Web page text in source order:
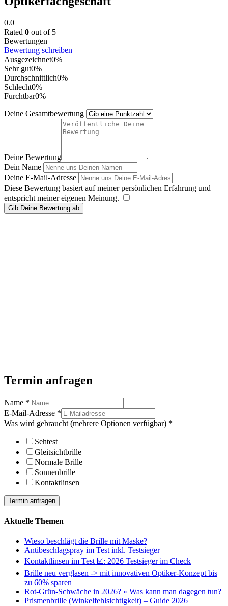
0.0
Rated 0 out of 5
Bewertungen
Bewertung schreiben
Ausgezeichnet0%
Sehr gut0%
Durchschnittlich0%
Schlecht0%
Furchtbar0%
Deine Gesamtbewertung
Deine Bewertung
Dein Name
Deine E-Mail-Adresse
Diese Bewertung basiert auf meiner persönlichen Erfahrung und
entspricht meiner eigenen Meinung.
Gib Deine Bewertung ab
Termin anfragen
Name *
E-Mail-Adresse *
Was wird gebraucht (mehrere Optionen verfügbar) *
Sehtest
Gleitsichtbrille
Normale Brille
Sonnenbrille
Kontaktlinsen
Termin anfragen
Aktuelle Themen
Wieso beschlägt die Brille mit Maske?
Antibeschlagspray im Test inkl. Testsieger
Kontaktlinsen im Test ☑️: 2026 Testsieger im Check
Brille neu verglasen -> mit innovativen Optiker-Konzept bis
zu 60% sparen
Rot-Grün-Schwäche in 2026? » Was kann man dagegen tun?
Prismenbrille (Winkelfehlsichtigkeit) – Guide 2026